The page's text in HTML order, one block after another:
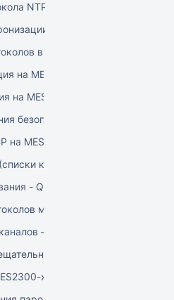
NTP на MES2300-xx/
времени с SNTP-
в VRF
на MES2300-xx/MES3300-xx/
на MES2300-xx/MES3300-xx/
безопасности на MES2300-
на MES2300-xx/MES3300-xx/
контроля доступа) на
- QoS на MES2300-xx/
маршрутизации на
– Link Aggregation Group
"шторма" на
xx/MES3300-xx/